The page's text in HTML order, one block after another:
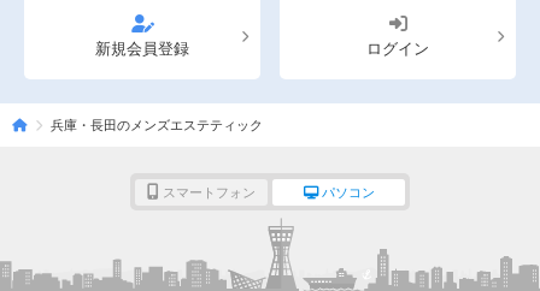
新規会員登録 ログイン
兵庫・長田のメンズエステティック
スマートフォン パソコン